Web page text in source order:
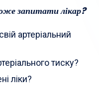
запитати лікар?
артеріальний
тиску?
ліки?